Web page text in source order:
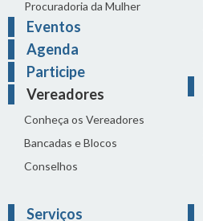
Procuradoria da Mulher
Eventos
Agenda
Participe
Vereadores
Conheça os Vereadores
Bancadas e Blocos
Conselhos
Serviços